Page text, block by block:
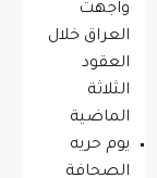
واجهت
العراق خلال
العقود
الثلاثة
الماضية
يوم حريه
الصحافة